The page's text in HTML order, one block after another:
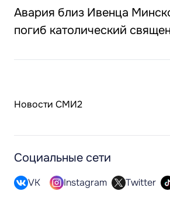
Авария близ Ивенца
погиб католический
Новости СМИ2
Социальные сети
VK Instagram Twitter